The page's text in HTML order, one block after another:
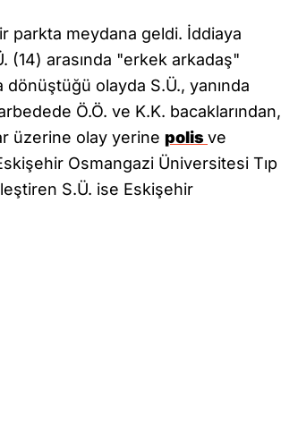
parkta meydana geldi. İddiaya
(14) arasında "erkek arkadaş"
dönüştüğü olayda S.Ü., yanında
Ö.Ö. ve K.K. bacaklarından,
üzerine olay yerine polis ve
Osmangazi Üniversitesi Tıp
S.Ü. ise Eskişehir